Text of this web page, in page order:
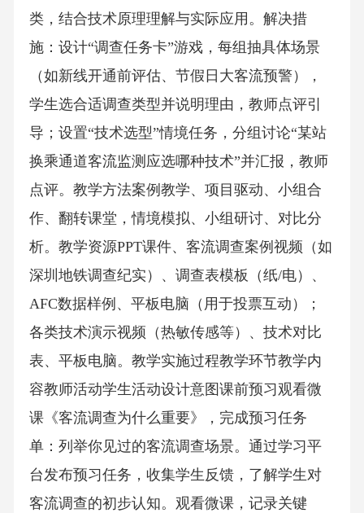
类，结合技术原理理解与实际应用。解决措
施：设计“调查任务卡”游戏，每组抽具体场景
（如新线开通前评估、节假日大客流预警），
学生选合适调查类型并说明理由，教师点评引
导；设置“技术选型”情境任务，分组讨论“某站
换乘通道客流监测应选哪种技术”并汇报，教师
点评。教学方法案例教学、项目驱动、小组合
作、翻转课堂，情境模拟、小组研讨、对比分
析。教学资源PPT课件、客流调查案例视频（如
深圳地铁调查纪实）、调查表模板（纸/电）、
AFC数据样例、平板电脑（用于投票互动）；
各类技术演示视频（热敏传感等）、技术对比
表、平板电脑。教学实施过程教学环节教学内
容教师活动学生活动设计意图课前预习观看微
课《客流调查为什么重要》，完成预习任务
单：列举你见过的客流调查场景。通过学习平
台发布预习任务，收集学生反馈，了解学生对
客流调查的初步认知。观看微课，记录关键